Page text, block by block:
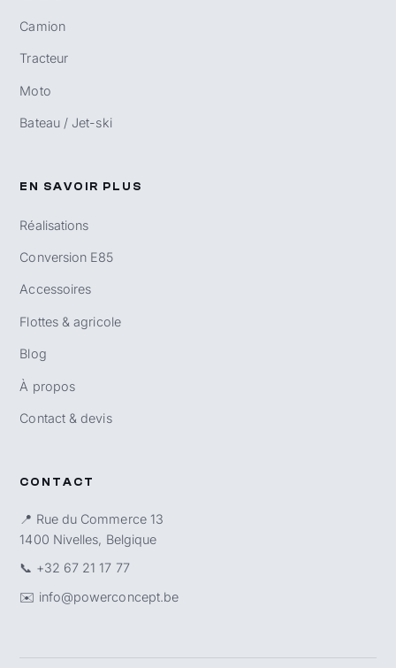
Camion
Tracteur
Moto
Bateau / Jet-ski
EN SAVOIR PLUS
Réalisations
Conversion E85
Accessoires
Flottes & agricole
Blog
À propos
Contact & devis
CONTACT
📍 Rue du Commerce 13
1400 Nivelles, Belgique
📞 +32 67 21 17 77
✉️ info@powerconcept.be